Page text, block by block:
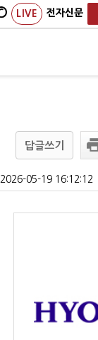
LIVE 전자신문
답글쓰기
2026-05-19 16:12:12